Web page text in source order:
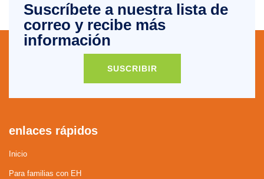
Suscríbete a nuestra lista de
correo y recibe más
información
SUSCRIBIR
enlaces rápidos
Inicio
Para familias con EH